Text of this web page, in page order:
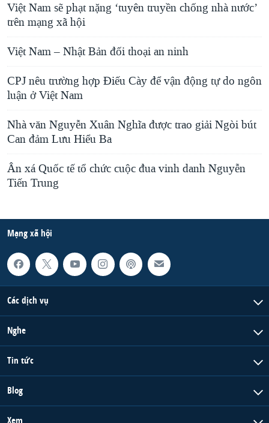
Việt Nam sẽ phạt nặng ‘tuyên truyền chống nhà nước’
trên mạng xã hội
Việt Nam – Nhật Bản đối thoại an ninh
CPJ nêu trường hợp Điếu Cày để vận động tự do ngôn
luận ở Việt Nam
Nhà văn Nguyễn Xuân Nghĩa được trao giải Ngòi bút
Can đảm Lưu Hiểu Ba
Ân xá Quốc tế tổ chức cuộc đua vinh danh Nguyễn
Tiến Trung
Mạng xã hội
Các dịch vụ
Nghe
Tin tức
Blog
Xem